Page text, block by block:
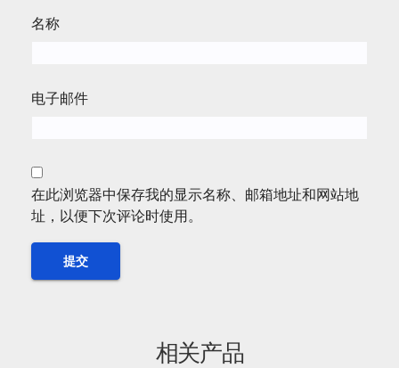
名称
电子邮件
在此浏览器中保存我的显示名称、邮箱地址和网站地
址，以便下次评论时使用。
相关产品